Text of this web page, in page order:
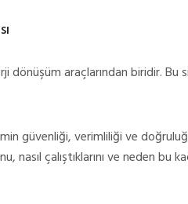
araçlarından biridir. Bu
güvenliği, verimliliği ve
çalıştıklarını ve neden bu